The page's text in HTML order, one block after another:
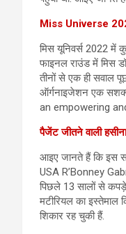
Miss Universe
मिस यूनिवर्स 2022 में
फाइनल राउंड में मिस
तीनों से एक ही सवाल
ऑर्गनाइजेशन एक
an empowering
पैजेंट जीतने वाली
आइए जानते हैं कि इस
USA R’Bonney
पिछले 13 सालों से
मटीरियल का
शिकार रह चुकी हैं.